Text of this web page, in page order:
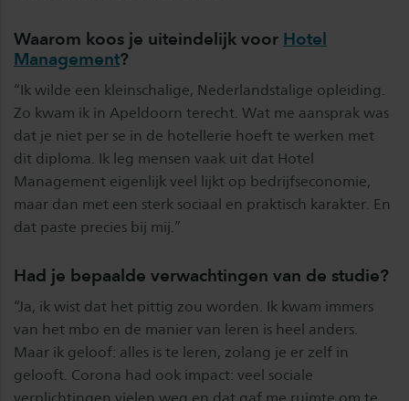
Waarom koos je uiteindelijk voor Hotel
Management?
“Ik wilde een kleinschalige, Nederlandstalige opleiding.
Zo kwam ik in Apeldoorn terecht. Wat me aansprak was
dat je niet per se in de hotellerie hoeft te werken met
dit diploma. Ik leg mensen vaak uit dat Hotel
Management eigenlijk veel lijkt op bedrijfseconomie,
maar dan met een sterk sociaal en praktisch karakter. En
dat paste precies bij mij.”
Had je bepaalde verwachtingen van de studie?
“Ja, ik wist dat het pittig zou worden. Ik kwam immers
van het mbo en de manier van leren is heel anders.
Maar ik geloof: alles is te leren, zolang je er zelf in
gelooft. Corona had ook impact: veel sociale